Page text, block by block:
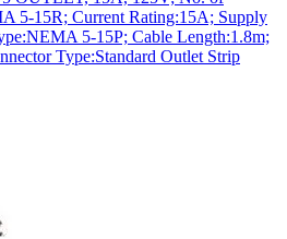
5-15R; Current Rating:15A; Supply
5-15P; Cable Length:1.8m;
Type:Standard Outlet Strip